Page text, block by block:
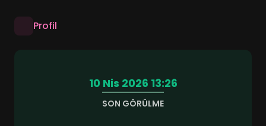
Profil
10 Nis 2026 13:26
SON GÖRÜLME